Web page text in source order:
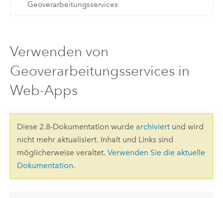
Geoverarbeitungsservices
Verwenden von
Geoverarbeitungsservices in
Web-Apps
Diese 2.8-Dokumentation wurde archiviertund wird
nicht mehr aktualisiert. Inhalt und Links sind
möglicherweise veraltet. Verwenden Sie die aktuelle
Dokumentation.